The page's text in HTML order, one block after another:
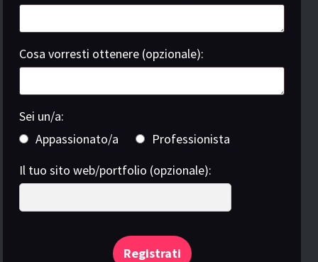
Cosa vorresti ottenere (opzionale):
Sei un/a:
Appassionato/a
Professionista
Il tuo sito web/portfolio (opzionale):
Registrati